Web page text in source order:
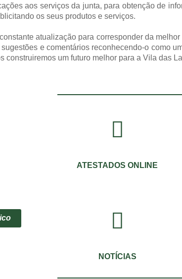
aos serviços da junta, para obtenção de
os seus produtos e serviços.
atualização para corresponder da
e comentários reconhecendo-o como
construiremos um futuro melhor para a Vila das
ATESTADOS ONLINE
NOTÍCIAS